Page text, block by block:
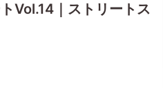
Vol.14｜ストリートス